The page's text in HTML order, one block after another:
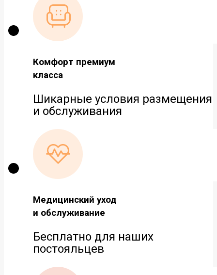
Комфорт премиум
класса
Шикарные условия размещения
и обслуживания
Медицинский уход
и обслуживание
Бесплатно для наших
постояльцев